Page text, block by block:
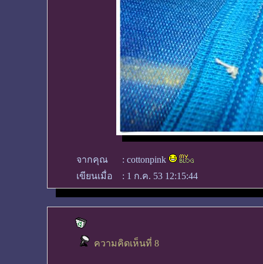
จากคุณ : cottonpink
เขียนเมื่อ
: 1 ก.ค. 53 12:15:44
ความคิดเห็นที่ 8